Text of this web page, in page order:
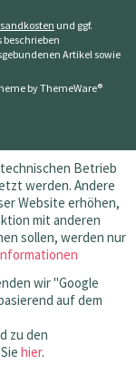
und ggf.
Artikel sowie
byThemeWare®
Betrieb
werden. Andere
Website erhöhen,
mit anderen
sollen, werden nur
wir "Google
auf dem
zu den
hier.